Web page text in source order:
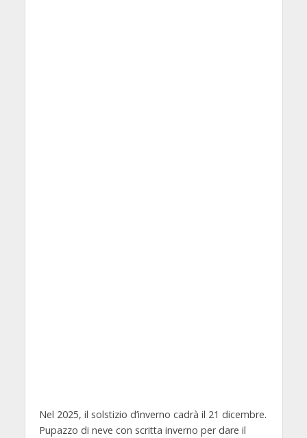
Nel 2025, il solstizio d’inverno cadrà il 21 dicembre.
Pupazzo di neve con scritta inverno per dare il